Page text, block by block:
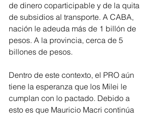
de dinero coparticipable y de la quita
de subsidios al transporte. A CABA,
nación le adeuda más de 1 billón de
pesos. A la provincia, cerca de 5
billones de pesos.
Dentro de este contexto, el PRO aún
tiene la esperanza que los Milei le
cumplan con lo pactado. Debido a
esto es que Mauricio Macri continúa